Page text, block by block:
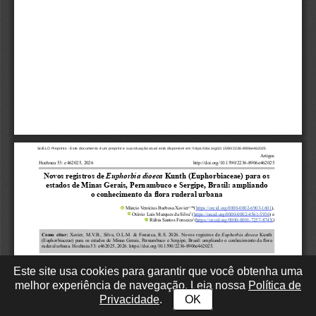
Este site usa cookies para garantir que você obtenha uma
melhor experiência de navegação. Leia nossa Política de
Privacidade. OK